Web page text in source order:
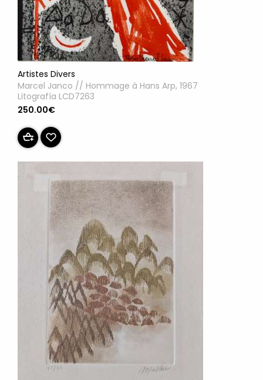
Artistes Divers
Marcel Janco // Hommage à Hans Arp, 1967
Litografía LCD7263
250.00€